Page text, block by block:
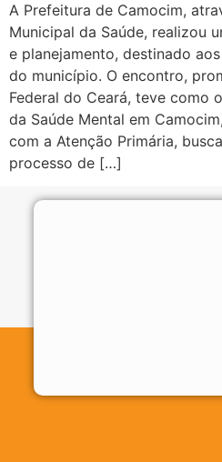
A Prefeitura de Camocim,
Municipal da Saúde, realizou
e planejamento, destinado
do município. O encontro,
Federal do Ceará, teve como
da Saúde Mental em
com a Atenção Primária,
processo de […]